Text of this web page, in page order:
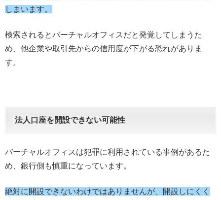
しまいます。
検索されるとバーチャルオフィスだと発覚してしまうた
め、他企業や取引先からの信用度が下がる恐れがありま
す。
法人口座を開設できない可能性
バーチャルオフィスは犯罪に利用されている事例があるた
め、銀行側も慎重になっています。
絶対に開設できないわけではありませんが、開設しにくく